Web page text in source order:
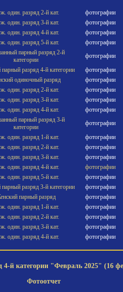
один. разряд 2-й кат. фотографии
один. разряд 3-й кат.
фотографии
один. разряд 4-й кат.
фотографии
один. разряд 5-й кат.
фотографии
парный разряд 2-й
категории
фотографии
разряд 4-й категории
фотографии
одиночный разряд
фотографии
один. разряд 2-й кат.
фотографии
один. разряд 3-й кат.
фотографии
один. разряд 4-й кат.
фотографии
парный разряд 3-й
категории
фотографии
один. разряд 1-й кат.
фотографии
один. разряд 2-й кат.
фотографии
один. разряд 3-й кат.
фотографии
один. разряд 4-й кат.
фотографии
один. разряд 5-й кат.
фотографии
разряд 3-й категории
фотографии
парный разряд
фотографии
один. разряд 1-й кат.
фотографии
один. разряд 2-й кат.
фотографии
один. разряд 3-й кат.
фотографии
один. разряд 4-й кат.
фотографии
й категории "Февраль 2025" (16
Фотоотчет